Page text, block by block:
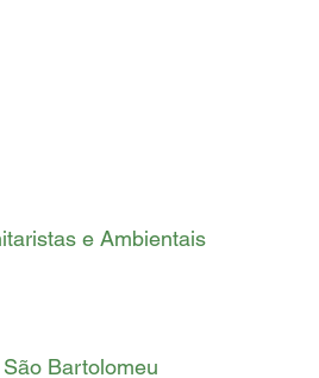
e Ambientais
Bartolomeu